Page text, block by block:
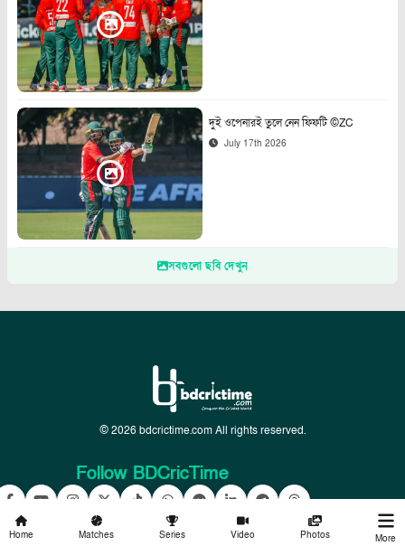
দুই ওপেনারই তুলে নেন ফিফটি ©ZC
July 17th 2026
সবগুলো ছবি দেখুন
© 2026 bdcrictime.com All rights reserved.
Follow BDCricTime
Home Matches Series Video Photos More